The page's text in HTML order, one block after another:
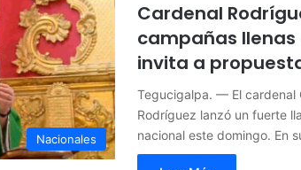
Nacionales
Cardenal
campañas llenas
invita a
Tegucigalpa. — El cardenal
Rodríguez lanzó un fuerte
nacional este domingo. En